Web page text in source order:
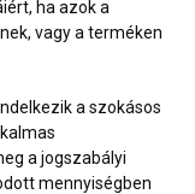
ha azok a
vagy a terméken
a szokásos
a jogszabályi
mennyiségben